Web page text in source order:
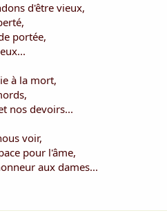
d'être vieux,
portée,
à la mort,
nos devoirs...
voir,
pour l'âme,
aux dames...